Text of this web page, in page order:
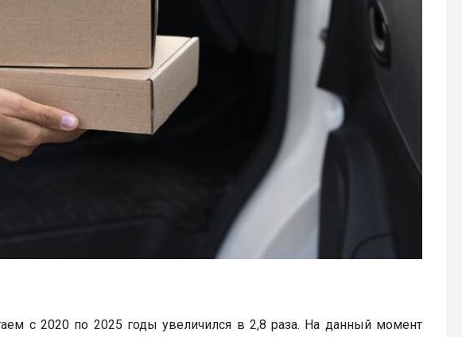
с 2020 по 2025 годы увеличился в 2,8 раза. На данный момент